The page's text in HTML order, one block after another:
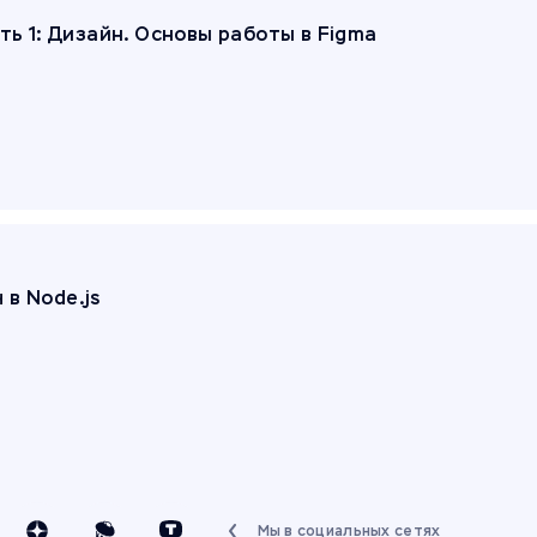
1: Дизайн. Основы работы в Figma
в Node.js
Мы в социальных сетях